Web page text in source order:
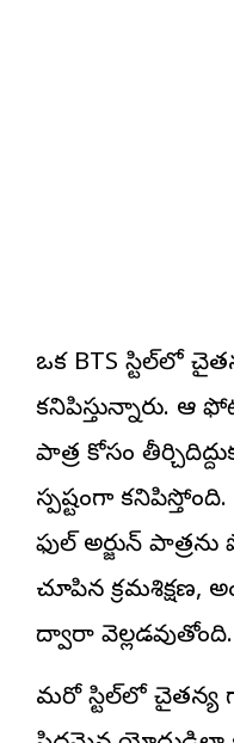
ఒక BTS స్టిల్‌లో
కనిపిస్తున్నారు.
పాత్ర కోసం
స్పష్టంగా
ఫుల్ అర్జున్
చూపిన క్రమశిక్షణ,
ద్వారా వెల్లడవుతోంది.
మరో స్టిల్‌లో